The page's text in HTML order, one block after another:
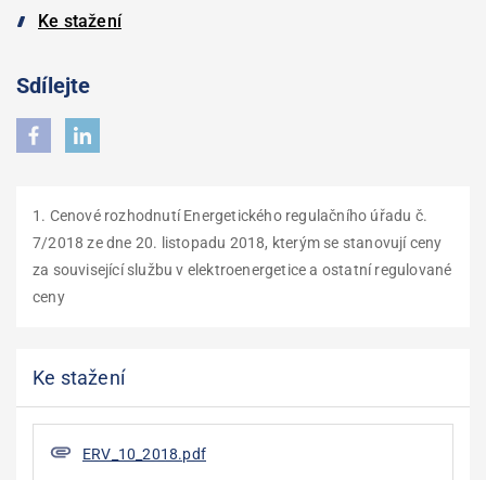
1. Cenové rozhodnutí Energetického regulačního úřadu č.
7/2018 ze dne 20. listopadu 2018, kterým se stanovují ceny
za související službu v elektroenergetice a ostatní regulované
ceny
Ke stažení
ERV_10_2018.pdf
Ke stažení
Sdílejte